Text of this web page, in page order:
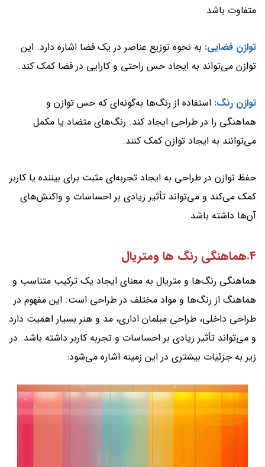
متفاوت باشد
توازن فضایی: به نحوه توزیع عناصر در یک فضا اشاره دارد. این
توازن می‌تواند به ایجاد حس راحتی و کارایی در فضا کمک کند.
توازن رنگ: استفاده از رنگ‌ها به‌گونه‌ای که حس توازن و
هماهنگی را در طراحی ایجاد کند. رنگ‌های متضاد یا مکمل
می‌توانند به ایجاد توازن کمک کنند.
حفظ توازن در طراحی به ایجاد تجربه‌ای مثبت برای بیننده یا کاربر
کمک می‌کند و می‌تواند تأثیر زیادی بر احساسات و واکنش‌های
آن‌ها داشته باشد.
4.هماهنگی رنگ ها ومتریال
هماهنگی رنگ‌ها و متریال به معنای ایجاد یک ترکیب متناسب و
هماهنگ از رنگ‌ها و مواد مختلف در طراحی است. این مفهوم در
طراحی داخلی، طراحی مبلمان اداری، مد و هنر بسیار اهمیت دارد
و می‌تواند تأثیر زیادی بر احساسات و تجربه کاربر داشته باشد. در
زیر به جزئیات بیشتری در این زمینه اشاره می‌شود: